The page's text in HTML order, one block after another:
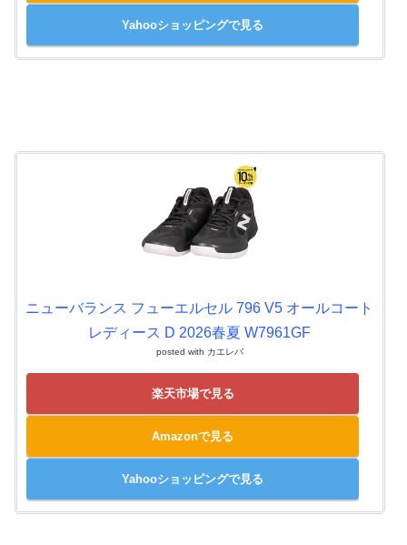
Yahooショッピングで見る
ニューバランス フューエルセル 796 V5 オールコート
レディース D 2026春夏 W7961GF
posted with カエレバ
楽天市場で見る
Amazonで見る
Yahooショッピングで見る